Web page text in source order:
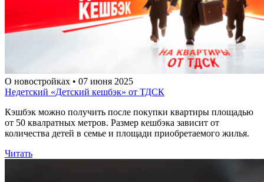
О новостройках • 07 июня 2025
Недетский «Детский кешбэк» от ТДСК
Кэшбэк можно получить после покупки квартиры площадью
от 50 квалратных метров. Размер кешбэка зависит от
количества детей в семье и площади приобретаемого жилья.
Читать